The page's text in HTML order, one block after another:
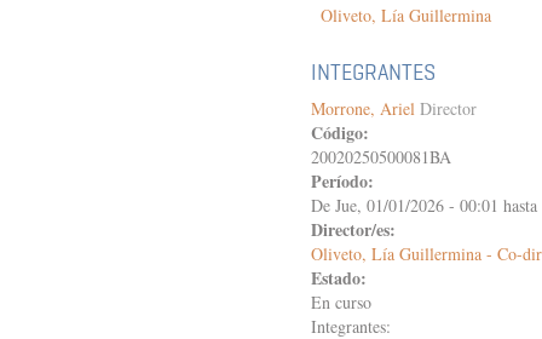
Y
COMO
CONSTRUCTORES
DE
INTER
Y
CONTINENTALES.
(1808-
1824)
Oliveto, Lía Guillermina
INTEGRANTES
Morrone, Ariel Director
Código:
20020250500081BA
Período:
De Jue, 01/01/2026 - 00:01 hasta
Director/es:
Oliveto, Lía Guillermina - Co-
Estado:
En curso
Integrantes: